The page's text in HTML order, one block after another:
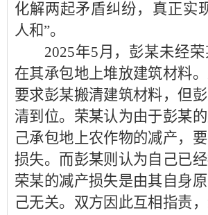
化解两起矛盾纠纷，真正实
人和”。
2025年5月，彭某未经
在其承包地上堆放建筑材料
要求彭某搬清建筑材料，但
清到位。荣某认为由于彭某
己承包地上农作物的减产，
损失。而彭某则认为自己已经
荣某的减产损失是由其自身
己无关。双方因此互相指责